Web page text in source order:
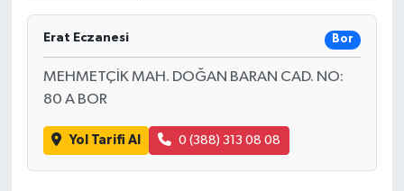
Erat Eczanesi Bor
MEHMETÇİK MAH. DOĞAN BARAN CAD. NO:
80 A BOR
Yol Tarifi Al 0 (388) 313 08 08
Turizm